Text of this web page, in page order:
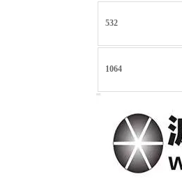
532
1064